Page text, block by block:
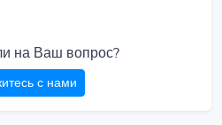
на Ваш вопрос?
с нами